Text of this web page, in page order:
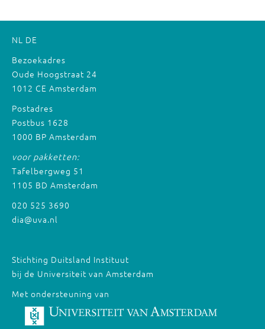
NL DE
Bezoekadres
Oude Hoogstraat 24
1012 CE Amsterdam
Postadres
Postbus 1628
1000 BP Amsterdam
voor pakketten:
Tafelbergweg 51
1105 BD Amsterdam
020 525 3690
dia@uva.nl
Stichting Duitsland Instituut
bij de Universiteit van Amsterdam
Met ondersteuning van